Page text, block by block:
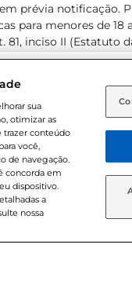
Goiás (GO)
Ou
online, informe como
Retire
prévia notificação.
para menores de 18
81, inciso II (Estatuto
e condições
para as compras
Copyright. Todos os
reservados Prezunic.
sua
otimizar as
trazer conteúdo
você,
de navegação.
concorda em
dispositivo.
a
nossa